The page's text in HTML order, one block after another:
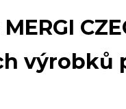
výrobků